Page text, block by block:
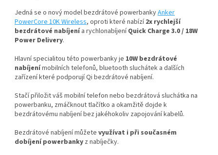
Jedná se o nový model bezdrátové powerbankyAnker
PowerCore 10K Wireless, oproti které nabízí2x rychlejší
bezdrátové nabíjenía rychlonabíjeníQuick Charge 3.0 / 18W
Power Delivery.
Hlavní specialitou této powerbanky je 10W bezdrátové
nabíjenímobilních telefonů, bluetooth sluchátek a dalších
zařízení které podporují Qi bezdrátové nabíjení.
Stačí přiložit váš mobilní telefon nebo bezdrátová sluchátka na
powerbanku, zmáčknout tlačítko a okamžitě dojde k
bezdrátovému nabíjení bez jakéhokoliv zapojování kabelů.
Bezdrátové nabíjení můžete využívat i při současném
dobíjení powerbanky z nabíječky.